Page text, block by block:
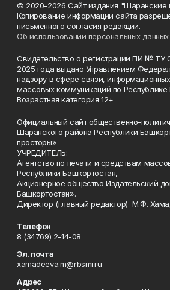
© 2020-2026 Сайт издания "Шаранские
Копирование информации сайта
письменного согласия редакции.
Об использовании персональных данных
Свидетельство о регистрации ПИ № ТУ
2025 года выдано Управлением
надзору в сфере связи,
массовых коммуникаций по Республике
Возрастная категория 12+
Официальный сайт общественно-
Шаранского района Республики
просторы»
УЧРЕДИТЕЛЬ:
Агентство по печати и средствам
Республики Башкортостан,
Акционерное общество Издательский
Башкортостан».
Директор (главный редактор) М.Ф.
Телефон
8 (34769) 2-14-08
Эл. почта
xamadeeva.m@rbsmi.ru
Адрес